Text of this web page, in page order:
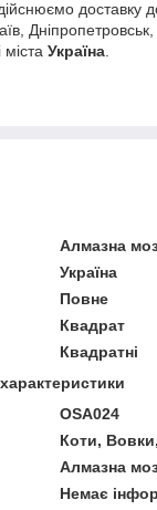
доставку
Україна.
Алмазна
Україна
Повне
Квадрат
Квадратні
OSA024
Коти,
Алмазна
Немає